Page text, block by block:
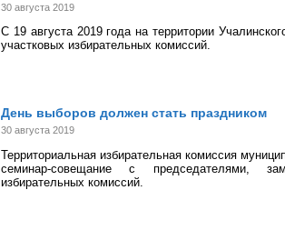
30 августа 2019
С 19 августа 2019 года на территории
участковых избирательных комиссий.
День выборов должен стать праздником
30 августа 2019
Территориальная избирательная комиссия
семинар-совещание с председателями,
избирательных комиссий.